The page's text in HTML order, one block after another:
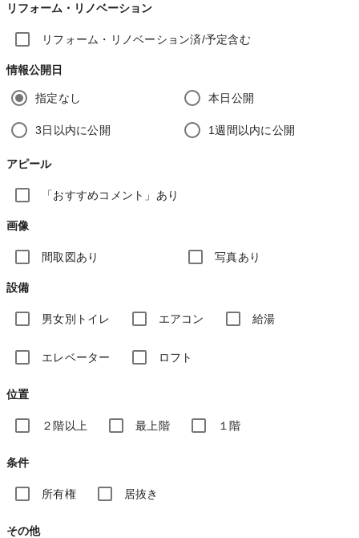
リフォーム・リノベーション
リフォーム・リノベーション済/予定含む
情報公開日
指定なし 本日公開
3日以内に公開 1週間以内に公開
アピール
「おすすめコメント」あり
画像
間取図あり 写真あり
設備
男女別トイレ エアコン 給湯
エレベーター ロフト
位置
２階以上 最上階 １階
条件
所有権 居抜き
その他